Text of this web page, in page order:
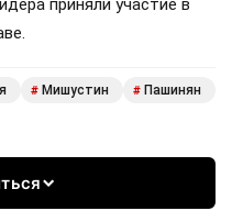
приняли участие в
# Мишустин # Пашинян